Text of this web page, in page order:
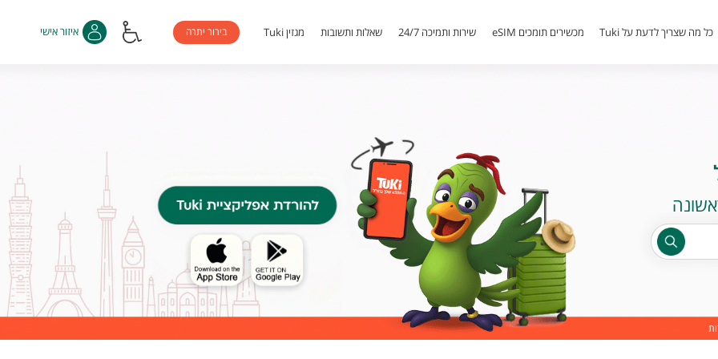
כל מה שצריך לדעת על Tuki מכשירים תומכים eSIM שירות ותמיכה 24/7 שאלות ותשובות מגזין Tuki בירור יתרה איזור אישי